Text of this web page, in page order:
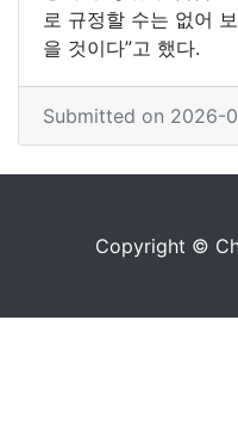
로 규정할 수는 없어
을 것이다”고 했다.
Submitted on 2026-
Copyright ©